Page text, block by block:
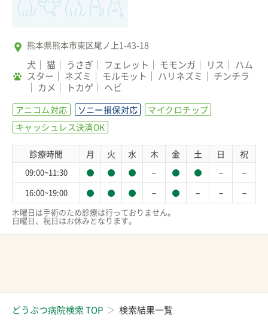
熊本県熊本市東区尾ノ上1-43-18
犬 猫 うさぎ フェレット モモンガ リス
ハム
スター
ネズミ モルモット ハリネズミ
チンチラ
カメ
トカゲ ヘビ
アニコム対応 ソニー損保対応
マイクロチップ
キャッシュレス決済OK
診療時間 月 火 水 木 金 土 日 祝
09:00~11:30 － － －
16:00~19:00 － － － －
木曜日は手術のため診療は行っておりません。
日曜日、祝日はお休みとなります。
どうぶつ病院検索 TOP 検索結果一覧